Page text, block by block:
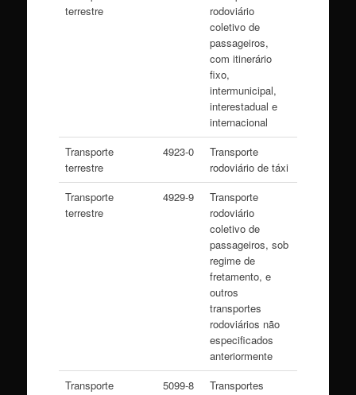
terrestre
rodoviário
coletivo de
passageiros,
com itinerário
fixo,
intermunicipal,
interestadual e
internacional
Transporte
terrestre
4923-0
Transporte
rodoviário de táxi
Transporte
terrestre
4929-9
Transporte
rodoviário
coletivo de
passageiros, sob
regime de
fretamento, e
outros
transportes
rodoviários não
especificados
anteriormente
Transporte
5099-8
Transportes